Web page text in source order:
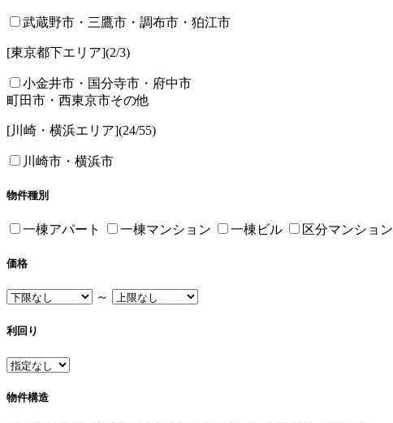
武蔵野市・三鷹市・調布市・狛江市
[東京都下エリア](2/3)
小金井市・国分寺市・府中市
町田市・西東京市その他
[川崎・横浜エリア](24/55)
川崎市・横浜市
物件種別
一棟アパート 一棟マンション 一棟ビル 区分マンション
価格
～
利回り
物件構造